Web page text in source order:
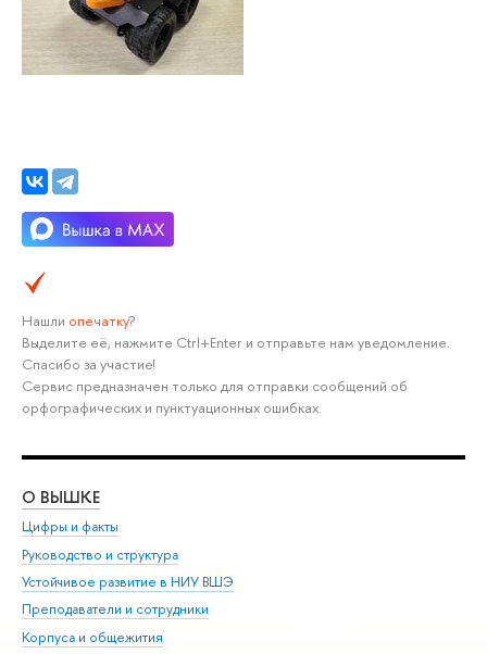
Нашли опечатку?
Выделите её, нажмите Ctrl+Enter и отправьте нам уведомление.
Спасибо за участие!
Сервис предназначен только для отправки сообщений об
орфографических и пунктуационных ошибках.
О ВЫШКЕ
Цифры и факты
Руководство и структура
Устойчивое развитие в НИУ ВШЭ
Преподаватели и сотрудники
Корпуса и общежития